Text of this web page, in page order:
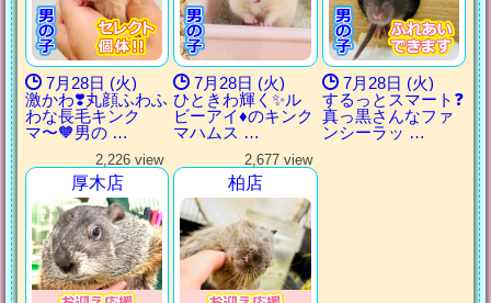
7月28日 (火)
激かわ❣️丸顔ふわふ
わな長毛キンク
マ〜🧡男の …
7月28日 (火)
ひときわ輝く✨ル
ビーアイ♦️のキンク
マハムス …
7月28日 (火)
するっとスマート❓
真っ黒さんなファ
ンシーラッ …
2,226 view
厚木店
2,677 view
柏店